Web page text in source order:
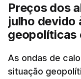
Preços dos
julho devido
geopolíticas
As ondas de
situação